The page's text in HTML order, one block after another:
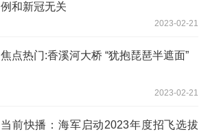
例和新冠无关
2023-02-21
焦点热门:香溪河大桥 “犹抱琵琶半遮面”
2023-02-21
当前快播：海军启动2023年度招飞选拔